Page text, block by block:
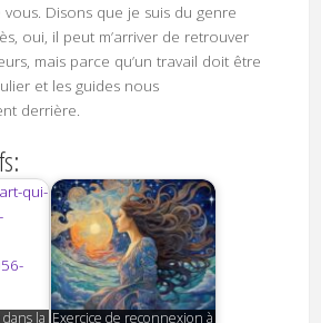
Disons que je suis du genre
oui, il peut m’arriver de retrouver
mais parce qu’un travail doit être
et les guides nous
derrière.
la Exercice de reconnexion à